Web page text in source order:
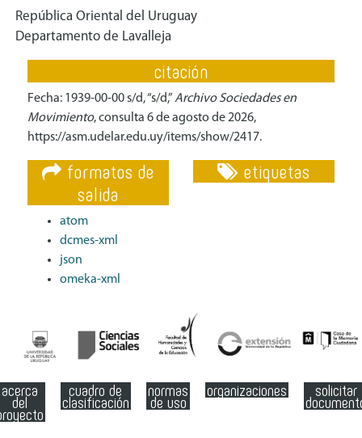
República Oriental del Uruguay
Departamento de Lavalleja
citación
Fecha: 1939-00-00 s/d, “s/d,”Archivo Sociedades en
Movimiento, consulta 6 de agosto de 2026,
https://asm.udelar.edu.uy/items/show/2417.
formatos de
salida
atom
dcmes-xml
json
omeka-xml
etiquetas
acerca
del
cuadro de
clasificación
normas
de uso
organizaciones solicitar